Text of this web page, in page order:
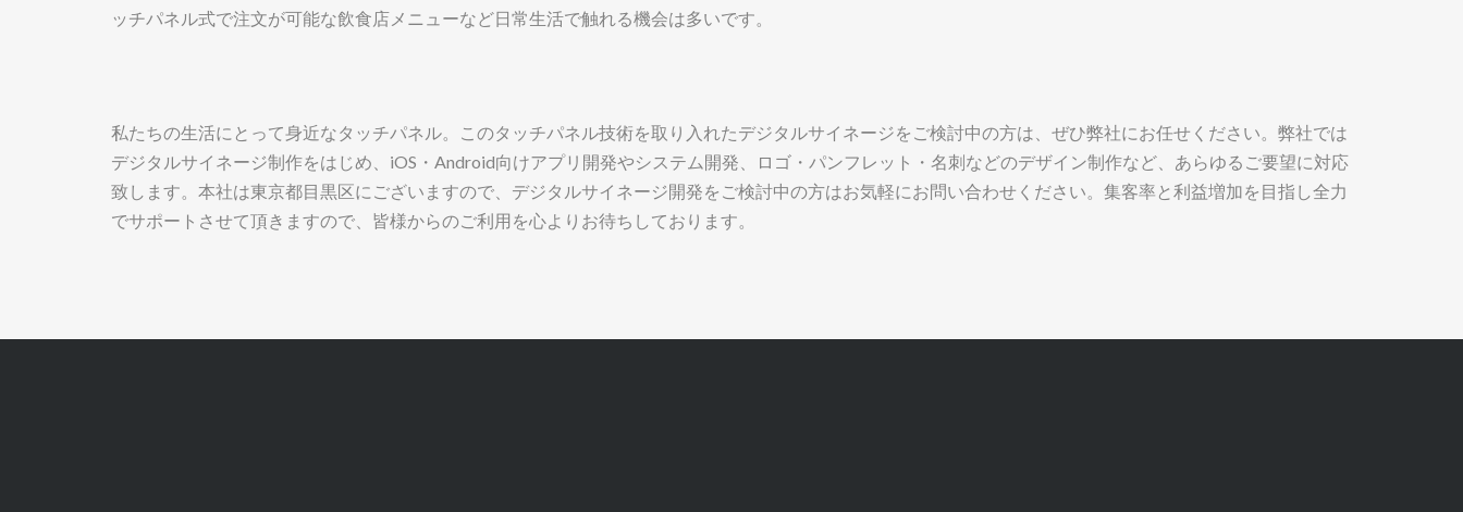
ッチパネル式で注文が可能な飲食店メニューなど日常生活で触れる機会は多いです。
私たちの生活にとって身近なタッチパネル。このタッチパネル技術を取り入れたデジタルサイネージをご検討中の方は、ぜひ弊社にお任せください。弊社では
デジタルサイネージ制作をはじめ、iOS・Android向けアプリ開発やシステム開発、ロゴ・パンフレット・名刺などのデザイン制作など、あらゆるご要望に対応
致します。本社は東京都目黒区にございますので、デジタルサイネージ開発をご検討中の方はお気軽にお問い合わせください。集客率と利益増加を目指し全力
でサポートさせて頂きますので、皆様からのご利用を心よりお待ちしております。